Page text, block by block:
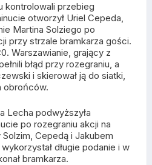
kontrolowali przebieg
otworzył Uriel Cepeda,
Martina Solziego po
przy strzale bramkarza gości.
Warszawianie, grający z
błąd przy rozegraniu, a
i skierował ją do siatki,
obrońców.
Lecha podwyższyła
po rozegraniu akcji na
Solzim, Cepedą i Jakubem
długie podanie i w
bramkarza.